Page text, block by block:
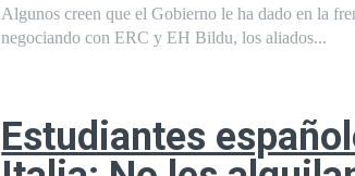
Algunos creen que el Gobierno le ha dado en la
negociando con ERC y EH Bildu, los aliados...
Estudiantes